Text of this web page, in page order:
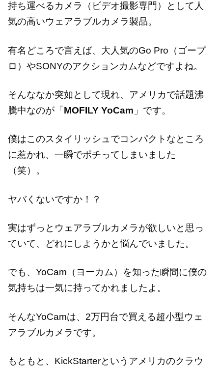
持ち運べるカメラ（ビデオ撮影専門）として人
気の高いウェアラブルカメラ製品。
有名どころで言えば、大人気のGo Pro（ゴープ
ロ）やSONYのアクションカムなどですよね。
そんななか突如として現れ、アメリカで話題沸
騰中なのが「 MOFILY YoCam 」です。
僕はこのスタイリッシュでコンパクトなところ
に惹かれ、一瞬でポチってしまいました
（笑）。
ヤバくないですか！？
実はずっとウェアラブルカメラが欲しいと思っ
ていて、どれにしようかと悩んでいました。
でも、YoCam（ヨーカム）を知った瞬間に僕の
気持ちは一気に持ってかれましたよ。
そんなYoCamは、2万円台で買える超小型ウェ
アラブルカメラです。
もともと、KickStarterというアメリカのクラウ